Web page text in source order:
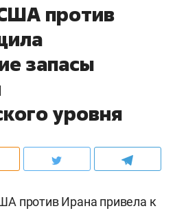
против
запасы
уровня
против Ирана привела к